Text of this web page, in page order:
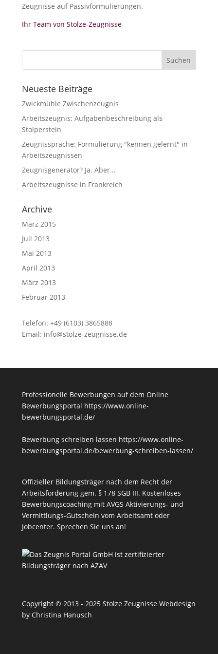
Zeugnisse auf Passivformulierungen.
Ihr Team von Stolze-Zeugnisse
Neueste Beiträge
Zwickmühle Zwischenzeugnis
Arbeitszeugnis: Aufgabenbeschreibung als
Stolperstein
Zeugnissprache: Formulierung "kennen gelernt" in
Arbeitszeugnissen
Zeugnisgenerator? Ja. Aber…
Arbeitszeugnisse in Frankreich
Archive
März 2015
Juli 2013
Mai 2013
April 2013
März 2013
Februar 2013
Telefon: +49 (6103) 3865888
Email: info@stolze-zeugnisse.de
Professionelle Bewerbungen auf dem Online
Bewerbungsportal https://www.online-
bewerbungsportal.de/
Bewerbung schreiben lassen https://www.online-
bewerbungsportal.de/bewerbung-schreiben-lassen/
Offizieller Bildungsträger nach dem Recht der
Arbeitsförderung gem. § 178 SGB III. Kostenloses
Bewerbungscoaching mit AVGS Aktivierungs- und
Vermittlungs-Gutschein vom Arbeitsamt oder
Jobcenter. Sprechen Sie uns an!
Copyright © 2013 - 2025 Stolze Zeugnisse Webdesign
by Christina Hanusch